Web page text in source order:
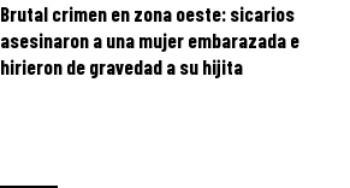
Brutal crimen en zona oeste: sicarios
asesinaron a una mujer embarazada e
hirieron de gravedad a su hijita